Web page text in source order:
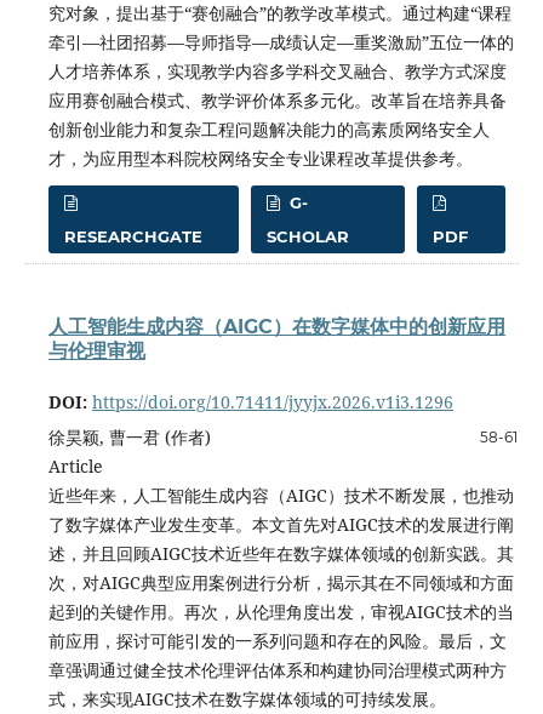
究对象，提出基于“赛创融合”的教学改革模式。通过构建“课程
牵引—社团招募—导师指导—成绩认定—重奖激励”五位一体的
人才培养体系，实现教学内容多学科交叉融合、教学方式深度
应用赛创融合模式、教学评价体系多元化。改革旨在培养具备
创新创业能力和复杂工程问题解决能力的高素质网络安全人
才，为应用型本科院校网络安全专业课程改革提供参考。
RESEARCHGATE
G-
SCHOLAR
PDF
人工智能生成内容（AIGC）在数字媒体中的创新应用
与伦理审视
DOI: https://doi.org/10.71411/jyyjx.2026.v1i3.1296
58-61
徐昊颖, 曹一君 (作者)
Article
近些年来，人工智能生成内容（AIGC）技术不断发展，也推动
了数字媒体产业发生变革。本文首先对AIGC技术的发展进行阐
述，并且回顾AIGC技术近些年在数字媒体领域的创新实践。其
次，对AIGC典型应用案例进行分析，揭示其在不同领域和方面
起到的关键作用。再次，从伦理角度出发，审视AIGC技术的当
前应用，探讨可能引发的一系列问题和存在的风险。最后，文
章强调通过健全技术伦理评估体系和构建协同治理模式两种方
式，来实现AIGC技术在数字媒体领域的可持续发展。